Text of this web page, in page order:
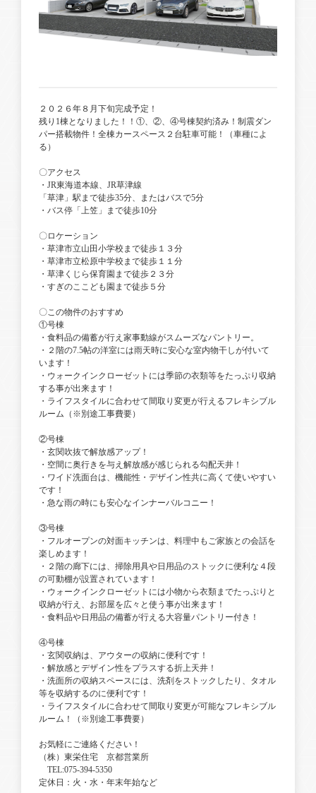
２０２６年８月下旬完成予定！
残り1棟となりました！！①、②、④号棟契約済み！制震ダン
パー搭載物件！全棟カースペース２台駐車可能！（車種によ
る）
〇アクセス
・JR東海道本線、JR草津線
「草津」駅まで徒歩35分、またはバスで5分
・バス停「上笠」まで徒歩10分
〇ロケーション
・草津市立山田小学校まで徒歩１３分
・草津市立松原中学校まで徒歩１１分
・草津くじら保育園まで徒歩２３分
・すぎのここども園まで徒歩５分
〇この物件のおすすめ
①号棟
・食料品の備蓄が行え家事動線がスムーズなパントリー。
・２階の7.5帖の洋室には雨天時に安心な室内物干しが付いて
います！
・ウォークインクローゼットには季節の衣類等をたっぷり収納
する事が出来ます！
・ライフスタイルに合わせて間取り変更が行えるフレキシブル
ルーム（※別途工事費要）
②号棟
・玄関吹抜で解放感アップ！
・空間に奥行きを与え解放感が感じられる勾配天井！
・ワイド洗面台は、機能性・デザイン性共に高くて使いやすい
です！
・急な雨の時にも安心なインナーバルコニー！
③号棟
・フルオープンの対面キッチンは、料理中もご家族との会話を
楽しめます！
・２階の廊下には、掃除用具や日用品のストックに便利な４段
の可動棚が設置されています！
・ウォークインクローゼットには小物から衣類までたっぷりと
収納が行え、お部屋を広々と使う事が出来ます！
・食料品や日用品の備蓄が行える大容量パントリー付き！
④号棟
・玄関収納は、アウターの収納に便利です！
・解放感とデザイン性をプラスする折上天井！
・洗面所の収納スペースには、洗剤をストックしたり、タオル
等を収納するのに便利です！
・ライフスタイルに合わせて間取り変更が可能なフレキシブル
ルーム！（※別途工事費要）
お気軽にご連絡ください！
（株）東栄住宅 京都営業所
TEL:075-394-5350
定休日：火・水・年末年始など